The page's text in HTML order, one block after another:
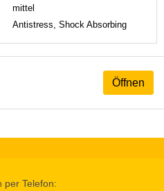
mittel
Antistress, Shock Absorbing
Öffnen
per Telefon: